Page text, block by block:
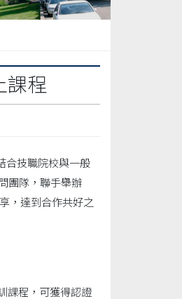
課程
合技職院校與一般
團隊，聯手舉辦
，達到合作共好之
課程，可獲得認證